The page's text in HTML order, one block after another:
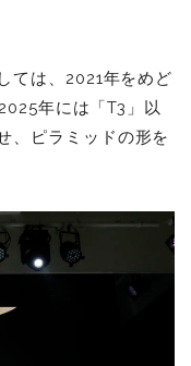
ては、2021年をめど
年には「T3」以
、ピラミッドの形を